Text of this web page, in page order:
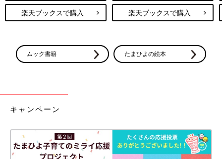
楽天ブックスで購入 楽天ブックスで購入
ムック書籍 たまひよの絵本
キャンペーン